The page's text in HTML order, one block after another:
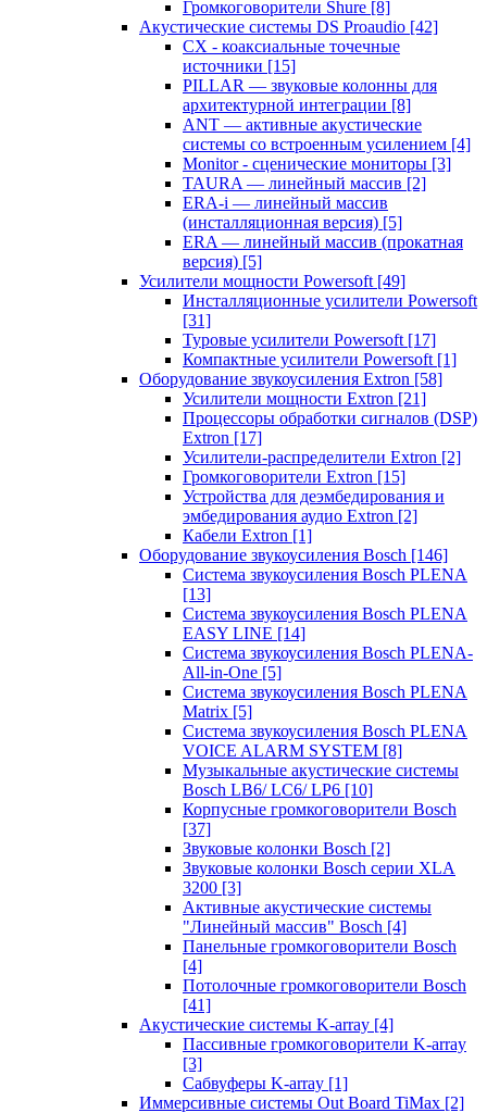
Громкоговорители Shure [8]
Акустические системы DS Proaudio [42]
CX - коаксиальные точечные
источники [15]
PILLAR — звуковые колонны для
архитектурной интеграции [8]
ANT — активные акустические
системы со встроенным усилением [4]
Monitor - сценические мониторы [3]
TAURA — линейный массив [2]
ERA-i — линейный массив
(инсталляционная версия) [5]
ERA — линейный массив (прокатная
версия) [5]
Усилители мощности Powersoft [49]
Инсталляционные усилители Powersoft
[31]
Туровые усилители Powersoft [17]
Компактные усилители Powersoft [1]
Оборудование звукоусиления Extron [58]
Усилители мощности Extron [21]
Процессоры обработки сигналов (DSP)
Extron [17]
Усилители-распределители Extron [2]
Громкоговорители Extron [15]
Устройства для деэмбедирования и
эмбедирования аудио Extron [2]
Кабели Extron [1]
Оборудование звукоусиления Bosch [146]
Система звукоусиления Bosch PLENA
[13]
Система звукоусиления Bosch PLENA
EASY LINE [14]
Система звукоусиления Bosch PLENA-
All-in-One [5]
Система звукоусиления Bosch PLENA
Matrix [5]
Система звукоусиления Bosch PLENA
VOICE ALARM SYSTEM [8]
Музыкальные акустические системы
Bosch LB6/ LC6/ LP6 [10]
Корпусные громкоговорители Bosch
[37]
Звуковые колонки Bosch [2]
Звуковые колонки Bosch серии XLA
3200 [3]
Активные акустические системы
"Линейный массив" Bosch [4]
Панельные громкоговорители Bosch
[4]
Потолочные громкоговорители Bosch
[41]
Акустические системы K-array [4]
Пассивные громкоговорители K-array
[3]
Сабвуферы K-array [1]
Иммерсивные системы Out Board TiMax [2]